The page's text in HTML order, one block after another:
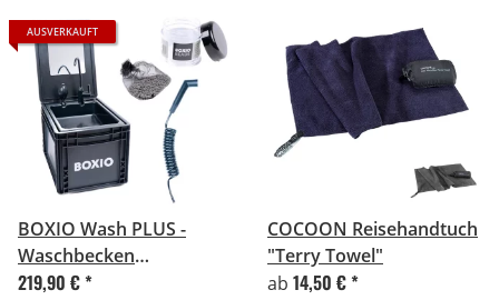
AUSVERKAUFT
BOXIO Wash PLUS -
Waschbecken
"Komplettset"
219,90 €*
COCOON Reisehandtuch
"Terry Towel"
ab 14,50 €*